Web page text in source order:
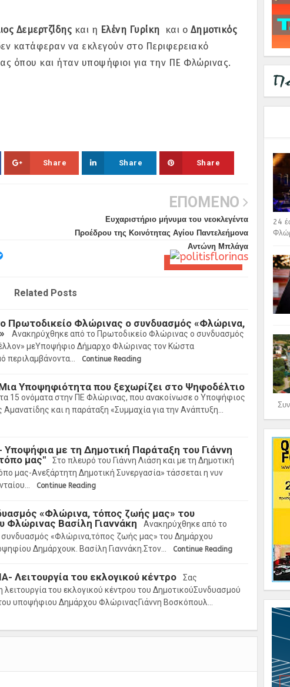
Δεμερτζίδης και η Ελένη Γυρίκη και ο Δημοτικός
κατάφεραν να εκλεγούν στο Περιφερειακό
όπου και ήταν υποψήφιοι για την ΠΕ Φλώρινας.
Share Share Share
ΕΠΟΜΕΝΟ
Ευχαριστήριο μήνυμα του νεοκλεγέντα
Προέδρου της Κοινότητας Αγίου Παντελεήμονα
Αντώνη Μπλάγα
Related Posts
Πρωτοδικείο Φλώρινας ο συνδυασμός «Φλώρινα,
Ανακηρύχθηκε από το Πρωτοδικείο Φλώρινας ο συνδυασμός
μεΥποψήφιο Δήμαρχο Φλώρινας τον Κώστα
περιλαμβάνοντα…
Continue Reading
Υποψηφιότητα που ξεχωρίζει στο Ψηφοδέλτιο
15 ονόματα στην ΠΕ Φλώρινας, που ανακοίνωσε ο Υποψήφιος
και η παράταξη «Συμμαχία για την Ανάπτυξη…
με τη Δημοτική Παράταξη του Γιάννη
μας''
Στο πλευρό του Γιάννη Λιάση και με τη Δημοτική
μας-Ανεξάρτητη Δημοτική Συνεργασία» τάσσεται η νυν
Continue Reading
«Φλώρινα, τόπος ζωής μας» του
Φλώρινας Βασίλη Γιαννάκη
Ανακηρύχθηκε από το
«Φλώρινα,τόπος ζωής μας» του Δημάρχου
Δημάρχουκ. Βασίλη Γιαννάκη.Στον…
Continue Reading
Λειτουργία του εκλογικού κέντρο
Σας
του εκλογικού κέντρου του ΔημοτικούΣυνδυασμού
υποψήφιου Δημάρχου ΦλώριναςΓιάννη Βοσκόπουλ…
24